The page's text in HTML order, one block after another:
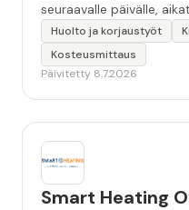
seuraavalle päivälle,
kartoituksesta tuli vielä
selvitys. Työn kuvaus
Huolto ja korjaustyöt
Kosteusmittaus
Päivitetty 8.7.2026
Smart Heating